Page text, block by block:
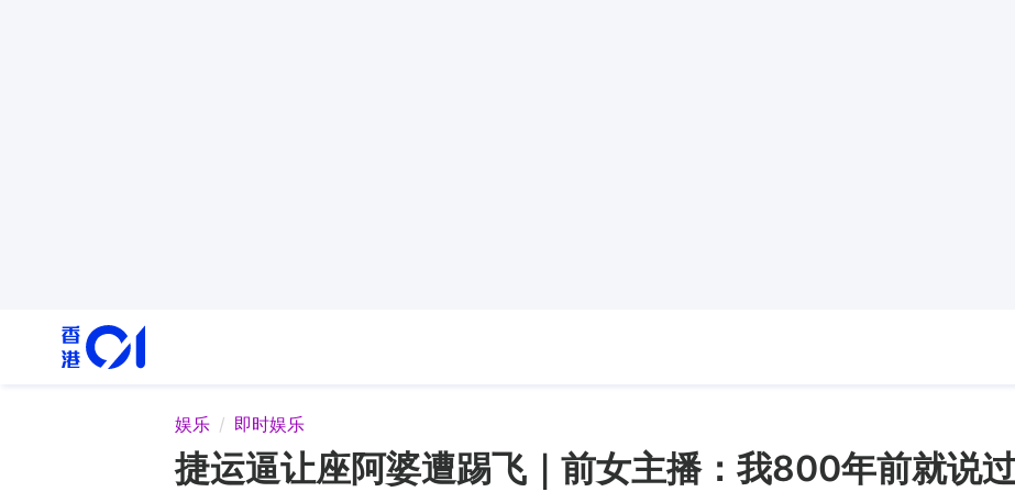
娱乐 即时娱乐
捷运逼让座阿婆遭踢飞｜前女主播：我800年前就说